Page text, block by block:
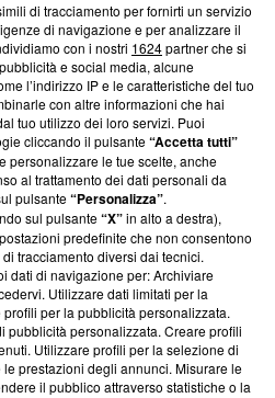
trasparenti su Blasting
e su come ci impegniamo a
afferma la nostra aderenza a
Blasting News non è
ma ha richiesto di farne
effettuato una verifica di
di tracciamento per fornirti un servizio
di navigazione e per analizzare il
con i nostri 1624partner che si
e social media, alcune
l’indirizzo IP e le caratteristiche del tuo
con altre informazioni che hai
tuo utilizzo dei loro servizi. Puoi
cliccando il pulsante“Accetta tutti”
personalizzare le tue scelte, anche
al trattamento dei dati personali da
pulsante“Personalizza”.
sul pulsante“X”in alto a destra),
predefinite che non consentono
tracciamento diversi dai tecnici.
dati di navigazione per: Archiviare
Utilizzare dati limitati per la
per la pubblicità personalizzata.
pubblicità personalizzata. Creare profili
Utilizzare profili per la selezione di
prestazioni degli annunci. Misurare le
il pubblico attraverso statistiche o la